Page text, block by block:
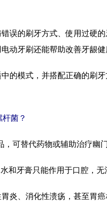
的刷牙方式、使用过硬
动牙刷还能帮助改善牙龈健
模式，并搭配正确的刷
菌？
可替代药物或辅助治疗幽门
牙膏只能作用于口腔，无
、消化性溃疡，甚至胃